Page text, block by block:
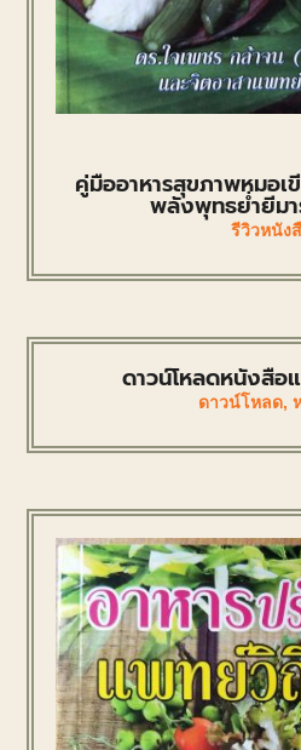
คู่มืออาหารสุขภาพหมอ
พลังพุทธย่ำยีม
รีวิวหนัง
ดาวน์โหลดหนังสือ
ดาวน์โหลด,